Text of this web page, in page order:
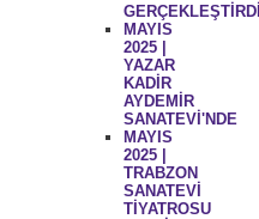
MAYIS
2025 |
YAZAR
KADİR
AYDEMİR
SANATEVİ'NDE
MAYIS
2025 |
TRABZON
SANATEVİ
TİYATROSU